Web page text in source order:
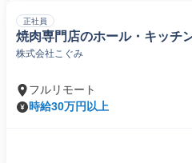
正社員
焼肉専門店のホール・キッチ
株式会社こぐみ
フルリモート
時給30万円以上